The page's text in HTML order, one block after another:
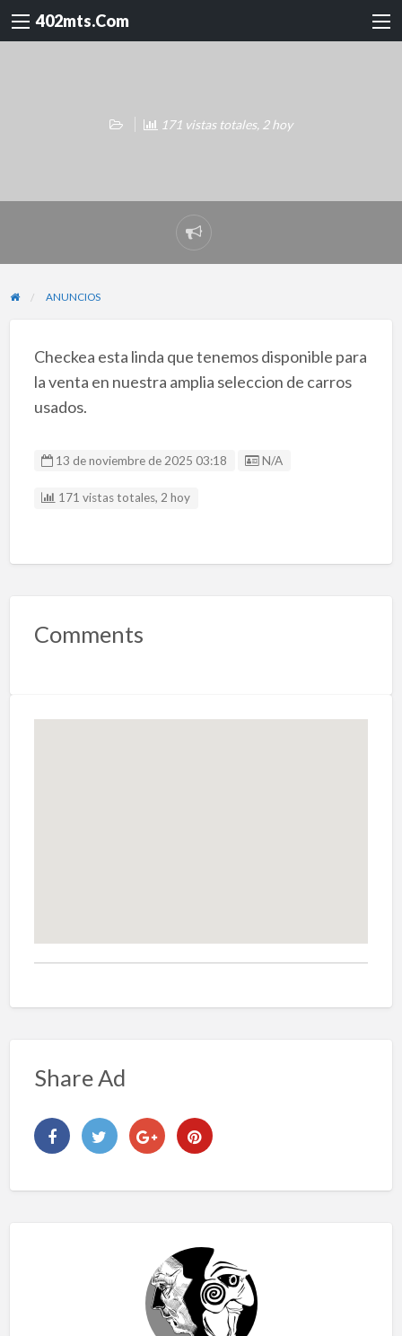
402mts.Com
171 vistas totales, 2 hoy
Reportar
problema
ANUNCIOS
Checkea esta linda que tenemos disponible para
la venta en nuestra amplia seleccion de carros
usados.
13 de noviembre de 2025 03:18 Listing ID
N/A
171 vistas totales, 2 hoy
Comments
Share Ad